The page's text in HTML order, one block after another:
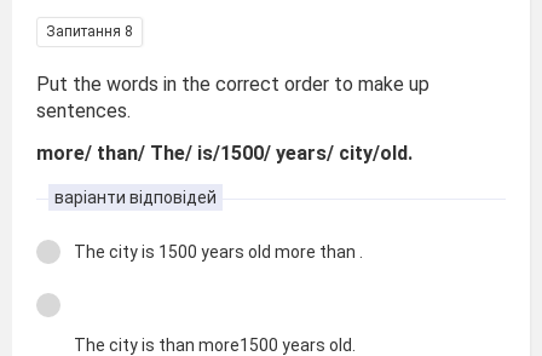
Запитання 8
Put the words in the correct order to make up
sentences.
more/ than/ The/ is/1500/ years/ city/old.
варіанти відповідей
The city is 1500 years old more than .
The city is than more1500 years old.